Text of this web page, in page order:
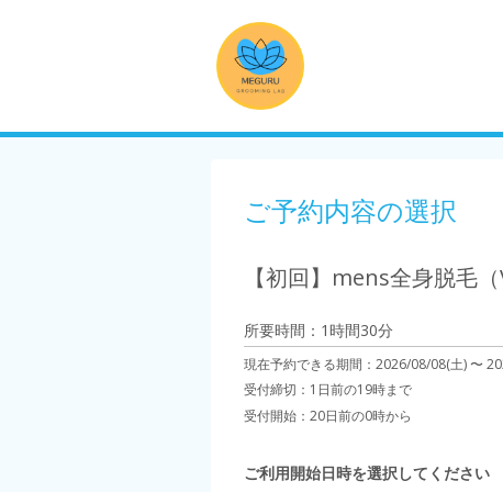
ご予約内容の選択
【初回】mens全身脱毛
所要時間：1時間30分
現在予約できる期間： 2026/08/08(土) 〜
受付締切： 1日前の19時まで
受付開始： 20日前の0時から
ご利用開始日時を選択してください